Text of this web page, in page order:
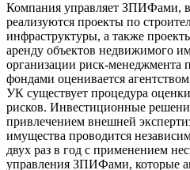
Компания управляет ЗПИФами,
реализуются проекты по
инфраструктуры, а также
аренду объектов недвижимого
организации риск-менеджмента
фондами оценивается
УК существует процедура
рисков. Инвестиционные
привлечением внешней
имущества проводится
двух раз в год с применением
управления ЗПИФами, которые